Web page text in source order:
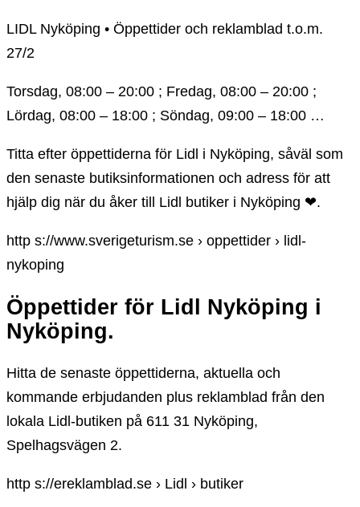
LIDL Nyköping • Öppettider och reklamblad t.o.m.
27/2
Torsdag, 08:00 – 20:00 ; Fredag, 08:00 – 20:00 ;
Lördag, 08:00 – 18:00 ; Söndag, 09:00 – 18:00 …
Titta efter öppettiderna för Lidl i Nyköping, såväl som
den senaste butiksinformationen och adress för att
hjälp dig när du åker till Lidl butiker i Nyköping ❤.
http s://www.sverigeturism.se › oppettider › lidl-
nykoping
Öppettider för Lidl Nyköping i
Nyköping.
Hitta de senaste öppettiderna, aktuella och
kommande erbjudanden plus reklamblad från den
lokala Lidl-butiken på 611 31 Nyköping,
Spelhagsvägen 2.
http s://ereklamblad.se › Lidl › butiker